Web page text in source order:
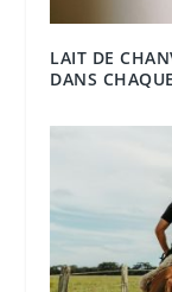
LAIT DE
DANS